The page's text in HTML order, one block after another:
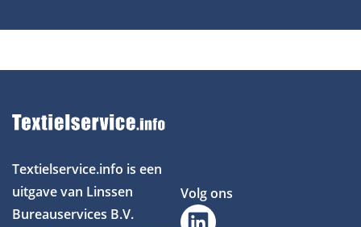
Textielservice.info is een
uitgave van Linssen
Bureauservices B.V.
Volg ons